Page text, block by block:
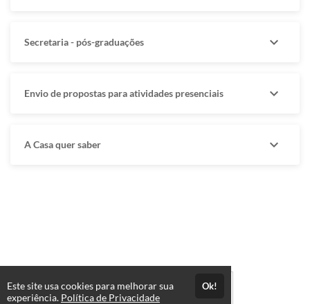
Secretaria - pós-graduações expand_more
Envio de propostas para atividades presenciais expand_more
A Casa quer saber expand_more
Este site usa cookies para melhorar sua
experiência. Política de Privacidade
Ok!